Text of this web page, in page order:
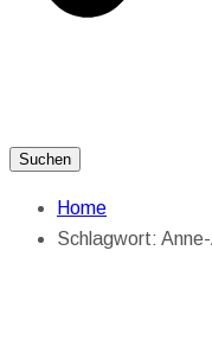
Suchen
Home
Schlagwort: